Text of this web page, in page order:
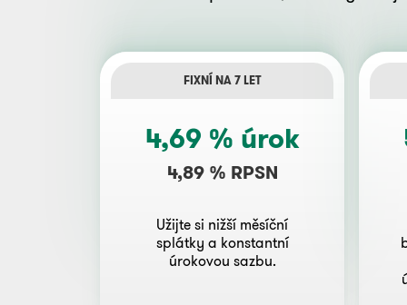
FIXNÍ NA 7 LET
4,69 % úrok
4,89 % RPSN
Užijte si nižší měsíční
splátky a konstantní
úrokovou sazbu.